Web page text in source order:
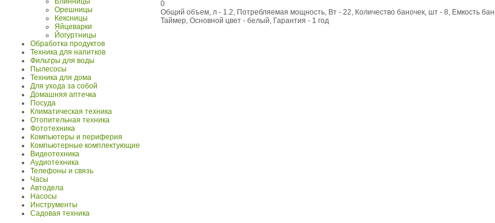
0
Общий объем, л - 1.2, Потребляемая мощность, Вт - 22, Количество баночек, шт - 8, Емкость
Таймер, Основной цвет - белый, Гарантия - 1 год
Орешницы
Кексницы
Яйцеварки
Йогуртницы
Обработка продуктов
Техника для напитков
Фильтры для воды
Пылесосы
Техника для дома
Для ухода за собой
Домашняя аптечка
Посуда
Климатическая техника
Отопительная техника
Фототехника
Компьютеры и периферия
Компьютерные комплектующие
Видеотехника
Аудиотехника
Телефоны и связь
Часы
Автодела
Насосы
Инструменты
Садовая техника